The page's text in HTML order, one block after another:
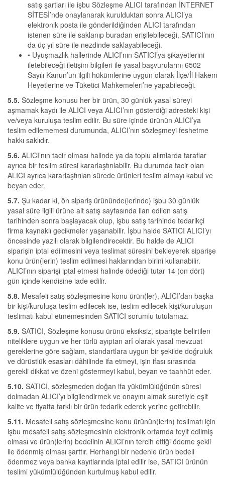
satış şartları ile işbu Sözleşme ALICI tarafından İNTERNET
SİTESİ’nde onaylanarak kurulduktan sonra ALICI’ya
elektronik posta ile gönderildiğinden ALICI tarafından
istenen süre ile saklanıp buradan erişilebileceği, SATICI’nın
da üç yıl süre ile nezdinde saklayabileceği.
• Uyuşmazlık hallerinde ALICI’nın SATICI’ya şikayetlerini
iletebileceği iletişim bilgileri ile yasal başvurularını 6502
Sayılı Kanun’un ilgili hükümlerine uygun olarak İlçe/İl Hakem
Heyetlerine ve Tüketici Mahkemeleri’ne yapabileceği.
5.5. Sözleşme konusu her bir ürün, 30 günlük yasal süreyi
aşmamak kaydı ile ALICI veya ALICI’nın gösterdiği adresteki kişi
ve/veya kuruluşa teslim edilir. Bu süre içinde ürünün ALICI’ya
teslim edilememesi durumunda, ALICI’nın sözleşmeyi feshetme
hakkı saklıdır.
5.6. ALICI’nın tacir olması halinde ya da toplu alımlarda taraflar
ayrıca bir teslim süresi kararlaştırılabilir. Bu durumda tacir olan
ALICI ayrıca kararlaştırılan sürede ürünleri teslim almayı kabul ve
beyan eder.
5.7. Şu kadar ki, ön sipariş ürününde(lerinde) işbu 30 günlük
yasal süre ilgili ürüne ait satış sayfasında ilan edilen satış
tarihinden sonra başlayacak olup, işbu satış tarihinde tedarikçi
firma kaynaklı gecikmeler yaşanabilir. İşbu halde SATICI ALICI’yı
öncesinde yazılı olarak bilgilendirecektir. Bu halde de ALICI
siparişin iptal edilmesini veya teslimat süresini bekleyerek siparişe
konu ürün(lerin) teslim edilmesi haklarından birini kullanabilir.
ALICI’nın siparişi iptal etmesi halinde ödediği tutar 14 (on dört)
gün içinde kendisine iade edilir.
5.8. Mesafeli satış sözleşmesine konu ürün(ler), ALICI’dan başka
bir kişi/kuruluşa teslim edilecek ise, teslim edilecek kişi/kuruluşun
teslimatı kabul etmemesinden SATICI sorumlu tutulamaz.
5.9. SATICI, Sözleşme konusu ürünü eksiksiz, siparişte belirtilen
niteliklere uygun ve her türlü ayıptan arî olarak yasal mevzuat
gereklerine göre sağlam, standartlara uygun bir şekilde doğruluk
ve dürüstlük esasları dâhilinde ifa etmeyi, işin ifası sırasında
gerekli dikkat ve özeni göstermeyi kabul, beyan ve taahhüt eder.
5.10. SATICI, sözleşmeden doğan ifa yükümlülüğünün süresi
dolmadan ALICI’yı bilgilendirmek ve onayını almak suretiyle eşit
kalite ve fiyatta farklı bir ürün tedarik ederek yerine getirebilir.
5.11. Mesafeli satış sözleşmesine konu ürünün(lerin) teslimatı için
işbu mesafeli satış sözleşmesinin elektronik ortamda teyit edilmiş
olması ve ürün(lerin) bedelinin ALICI’nın tercih ettiği ödeme şekli
ile ödenmiş olması şarttır. Herhangi bir nedenle ürün bedeli
ödenmez veya banka kayıtlarında iptal edilir ise, SATICI ürünün
teslimi yükümlülüğünden kurtulmuş kabul edilir.